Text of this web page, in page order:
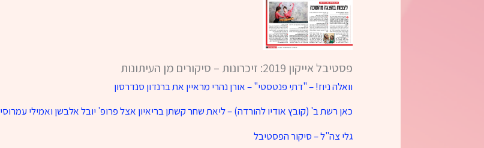
פסטיבל אייקון 2019: זיכרונות – סיקורים מן העיתונות
וואלה ניוז! – "דתי פנטסטי" – אורן נהרי מראיין את ברנדון סנדרסון
כאן רשת ב' (קובץ אודיו להורדה) – ליאת שחר קשתן בריאיון אצל פרופ' יובל אלבשן ואמילי עמרוסי
גלי צה"ל – סיקור הפסטיבל